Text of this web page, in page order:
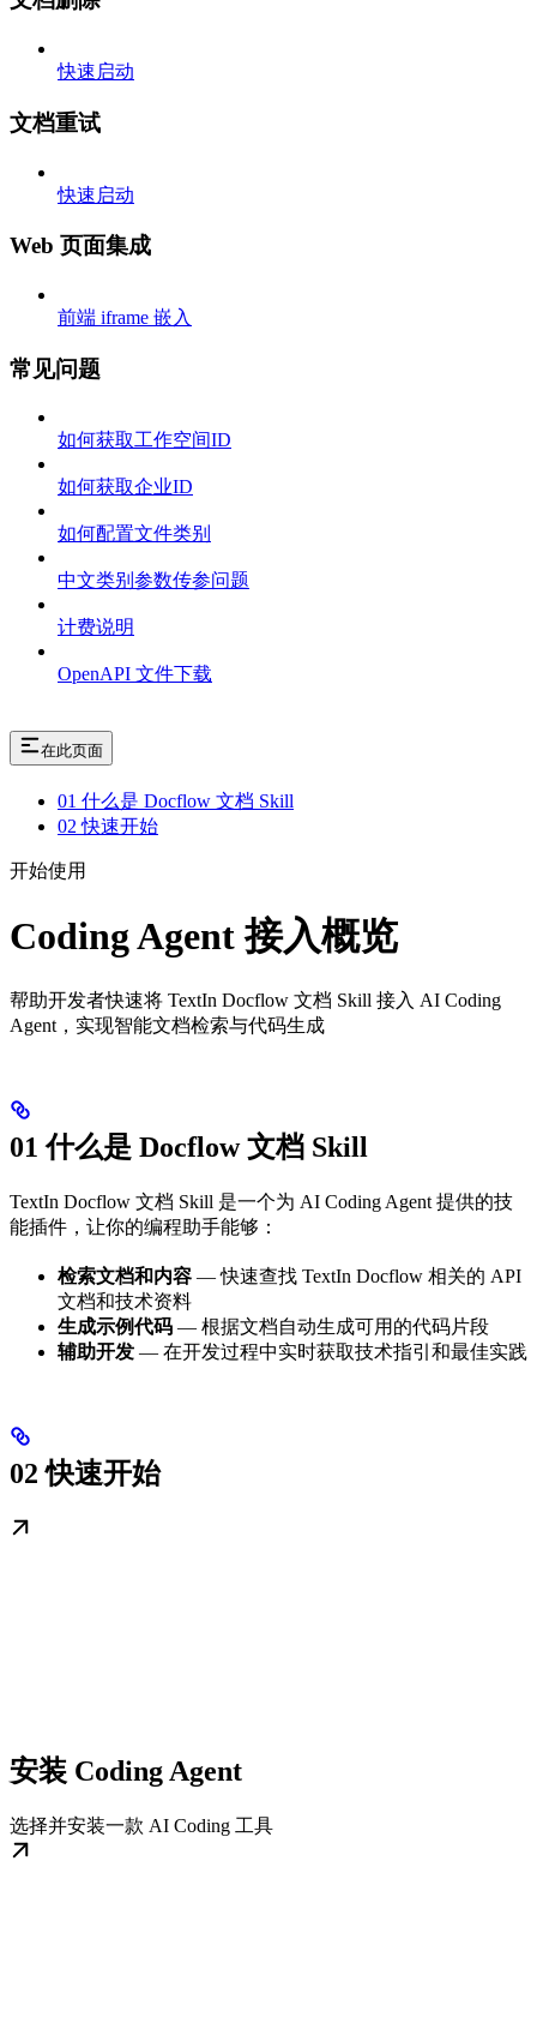
快速启动
文档重试
快速启动
Web 页面集成
前端 iframe 嵌入
常见问题
如何获取工作空间ID
如何获取企业ID
如何配置文件类别
中文类别参数传参问题
计费说明
OpenAPI 文件下载
在此页面
01 什么是 Docflow 文档 Skill
02 快速开始
开始使用
Coding Agent 接入概览
帮助开发者快速将 TextIn Docflow 文档 Skill 接入 AI Coding
Agent，实现智能文档检索与代码生成
01 什么是 Docflow 文档 Skill
TextIn Docflow 文档 Skill 是一个为 AI Coding Agent 提供的技
能插件，让你的编程助手能够：
检索文档和内容 — 快速查找 TextIn Docflow 相关的 API
文档和技术资料
生成示例代码 — 根据文档自动生成可用的代码片段
辅助开发 — 在开发过程中实时获取技术指引和最佳实践
02 快速开始
安装 Coding Agent
选择并安装一款 AI Coding 工具